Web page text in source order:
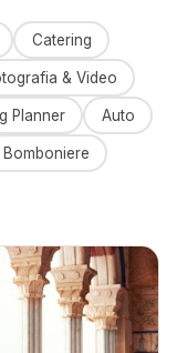
Catering
& Video
Planner Auto
Bomboniere